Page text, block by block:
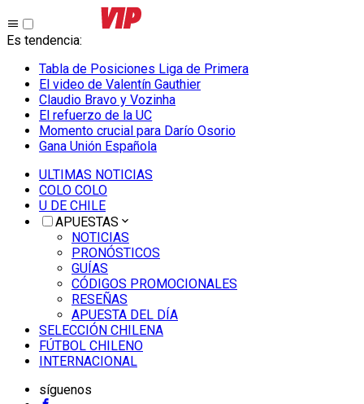
Es tendencia:
Tabla de Posiciones Liga de Primera
El video de Valentín Gauthier
Claudio Bravo y Vozinha
El refuerzo de la UC
Momento crucial para Darío Osorio
Gana Unión Española
ULTIMAS NOTICIAS
COLO COLO
U DE CHILE
APUESTAS
NOTICIAS
PRONÓSTICOS
GUÍAS
CÓDIGOS PROMOCIONALES
RESEÑAS
APUESTA DEL DÍA
SELECCIÓN CHILENA
FÚTBOL CHILENO
INTERNACIONAL
síguenos